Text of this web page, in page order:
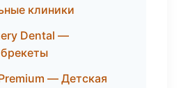
клиники
Dental —
— Детская